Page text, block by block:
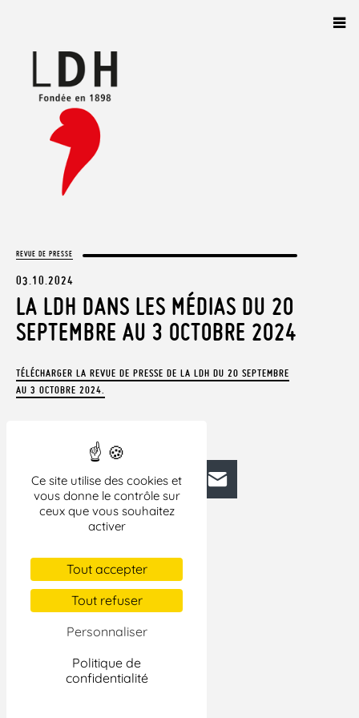
Ce site utilise des cookies et
vous donne le contrôle sur
ceux que vous souhaitez
activer
Tout accepter
Tout refuser
Personnaliser
Politique de
confidentialité
REVUE DE PRESSE
03.10.2024
LA LDH DANS LES MÉDIAS DU 20
SEPTEMBRE AU 3 OCTOBRE 2024
TÉLÉCHARGER LA REVUE DE PRESSE DE LA LDH DU 20 SEPTEMBRE
AU 3 OCTOBRE 2024.
FacebookBlueskyMastodonLinkedIn